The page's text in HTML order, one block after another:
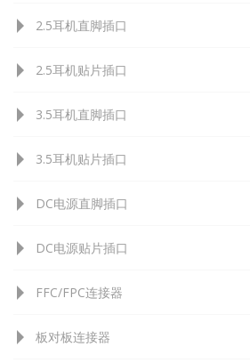
2.5耳机直脚插口
2.5耳机贴片插口
3.5耳机直脚插口
3.5耳机贴片插口
DC电源直脚插口
DC电源贴片插口
FFC/FPC连接器
板对板连接器